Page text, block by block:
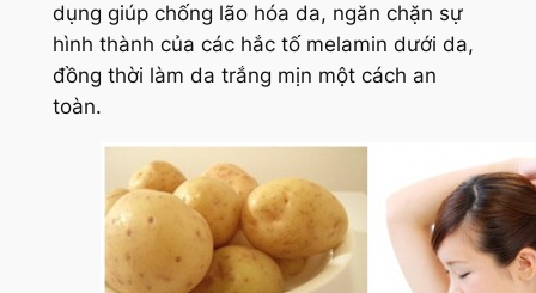
dụng giúp chống lão hóa da, ngăn chặn sự
hình thành của các hắc tố melamin dưới da,
đồng thời làm da trắng mịn một cách an
toàn.